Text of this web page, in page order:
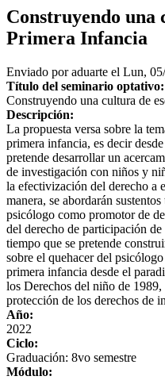
Construyendo una
Primera Infancia
Enviado poraduarte el Lun,
Título del seminario optativo:
Construyendo una cultura de
Descripción:
La propuesta versa sobre la
primera infancia, es decir
pretende desarrollar un
de investigación con niños y
la efectivización del derecho a
manera, se abordarán
psicólogo como promotor de
del derecho de participación
tiempo que se pretende
sobre el quehacer del
primera infancia desde el
los Derechos del niño de
protección de los derechos de
Año:
2022
Ciclo:
Graduación: 8vo semestre
Módulo: